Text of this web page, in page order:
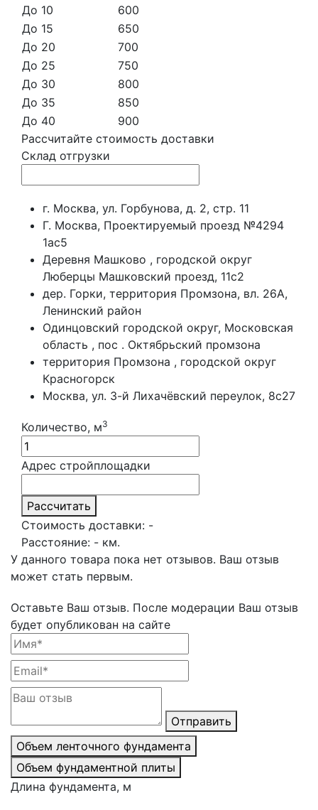
До 10
600
До 15
650
До 20
700
До 25
750
До 30
800
До 35
850
До 40
900
Рассчитайте стоимость доставки
Склад отгрузки
г. Москва, ул. Горбунова, д. 2, стр. 11
Г. Москва, Проектируемый проезд №4294
1ас5
Деревня Машково , городской округ
Люберцы Машковский проезд, 11с2
дер. Горки, территория Промзона, вл. 26А,
Ленинский район
Одинцовский городской округ, Московская
область , пос . Октябрьский промзона
территория Промзона , городской округ
Красногорск
Москва, ул. 3-й Лихачёвский переулок, 8с27
Количество, м3
Адрес стройплощадки
Рассчитать
Стоимость доставки: -
Расстояние: - км.
У данного товара пока нет отзывов. Ваш отзыв
может стать первым.
Оставьте Ваш отзыв. После модерации Ваш отзыв
будет опубликован на сайте
Отправить
Объем ленточного фундамента
Объем фундаментной плиты
Длина фундамента, м